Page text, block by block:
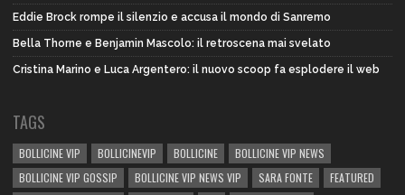
Eddie Brock rompe il silenzio e accusa il mondo di Sanremo
Bella Thorne e Benjamin Mascolo: il retroscena mai svelato
Cristina Marino e Luca Argentero: il nuovo scoop fa esplodere il web
TAGS
BOLLICINE VIP BOLLICINEVIP BOLLICINE
BOLLICINE VIP NEWS
BOLLICINE VIP GOSSIP
BOLLICINE VIP NEWS VIP SARA FONTE
FEATURED